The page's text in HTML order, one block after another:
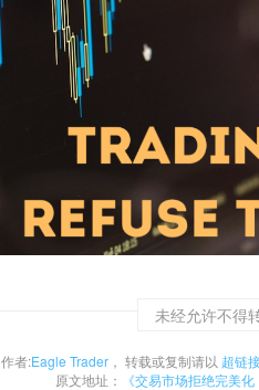
未经允许不得
作者:Eagle Trader ， 转载或复制请以 超链
原文地址：
《交易市场拒绝完美化